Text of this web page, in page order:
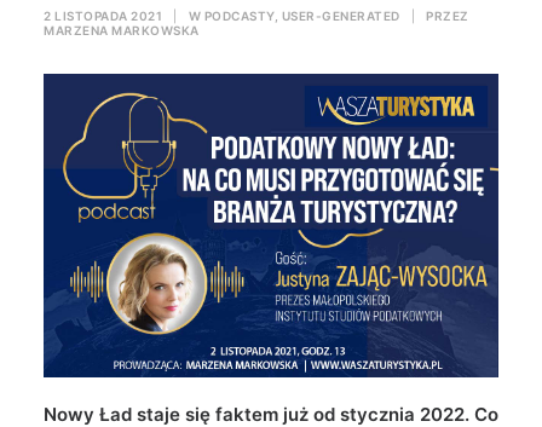
Wasze Podróże
Wyszukiwanie
2 LISTOPADA 2021 W PODCASTY, USER-GENERATED
PRZEZ
MARZENA MARKOWSKA
Nowy Ład staje się faktem już od stycznia 2022. Co